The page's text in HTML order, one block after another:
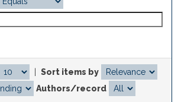
Sort items by
Authors/record